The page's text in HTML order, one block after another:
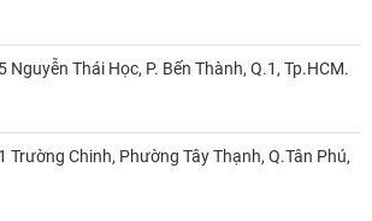
Nguyễn Thái Học, P. Bến Thành, Q.1, Tp.HCM.
Trường Chinh, Phường Tây Thạnh, Q.Tân Phú,